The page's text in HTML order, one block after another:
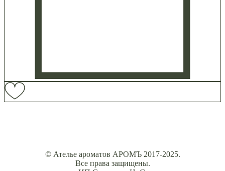
© Ателье ароматов АРОМЪ 2017-2025.
Все права защищены.